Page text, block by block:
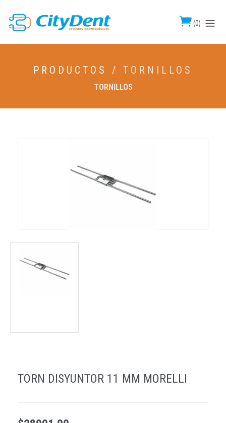
(0)
PRODUCTOS / TORNILLOS
TORNILLOS
TORN DISYUNTOR 11 MM MORELLI